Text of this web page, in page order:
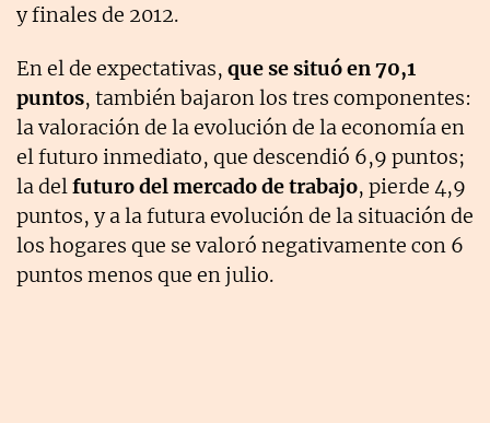
y finales de 2012.
En el de expectativas, que se situó en 70,1
puntos, también bajaron los tres componentes:
la valoración de la evolución de la economía en
el futuro inmediato, que descendió 6,9 puntos;
la delfuturo del mercado de trabajo, pierde 4,9
puntos, y a la futura evolución de la situación de
los hogares que se valoró negativamente con 6
puntos menos que en julio.